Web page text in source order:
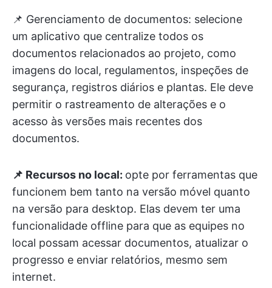
📌 Gerenciamento de documentos: selecione
um aplicativo que centralize todos os
documentos relacionados ao projeto, como
imagens do local, regulamentos, inspeções de
segurança, registros diários e plantas. Ele deve
permitir o rastreamento de alterações e o
acesso às versões mais recentes dos
documentos.
📌 Recursos no local: opte por ferramentas que
funcionem bem tanto na versão móvel quanto
na versão para desktop. Elas devem ter uma
funcionalidade offline para que as equipes no
local possam acessar documentos, atualizar o
progresso e enviar relatórios, mesmo sem
internet.